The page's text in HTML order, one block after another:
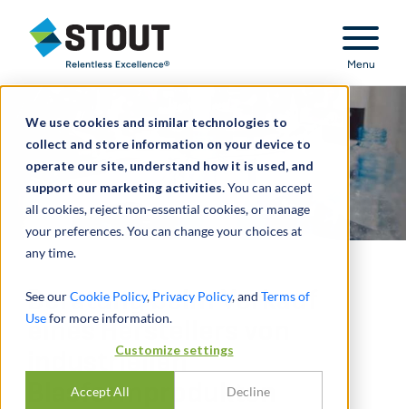
We use cookies and similar technologies to
collect and store information on your device to
operate our site, understand how it is used, and
support our marketing activities.You can accept
all cookies, reject non-essential cookies, or manage
your preferences. You can change your choices at
any time.
See ourCookie Policy, Privacy Policy, and Terms of
Usefor more information.
Customize settings
Accept All Decline
Stout Relentless Excellence
Menu
Beratung beim Verkauf
eines Herstellers von
industriellen
Blasformprodukten